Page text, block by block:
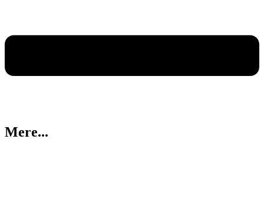
Mere...